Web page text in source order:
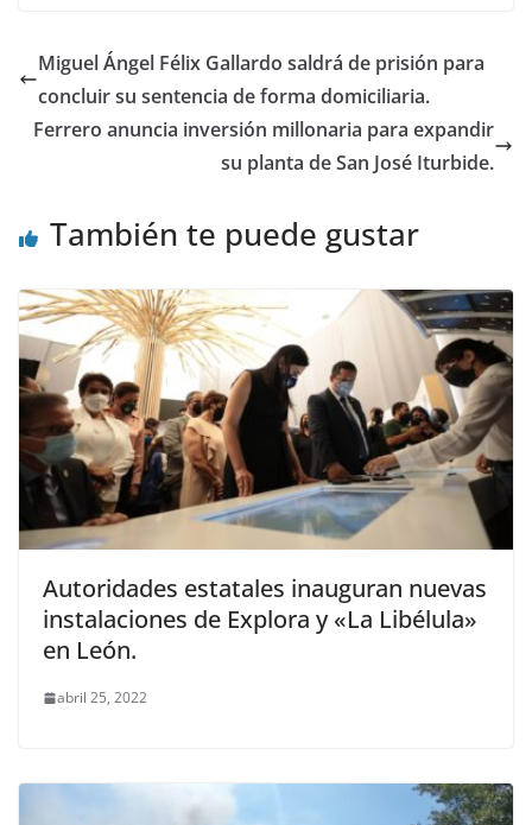
o
o
k
p
p
n
Miguel Ángel Félix Gallardo saldrá de prisión para
concluir su sentencia de forma domiciliaria.
Ferrero anuncia inversión millonaria para expandir
su planta de San José Iturbide.
También te puede gustar
Autoridades estatales inauguran nuevas
instalaciones de Explora y «La Libélula»
en León.
abril 25, 2022